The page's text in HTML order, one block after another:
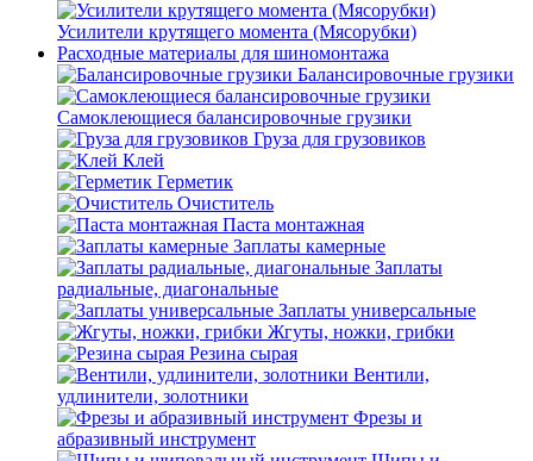
Усилители крутящего момента (Мясорубки)
Расходные материалы для шиномонтажа
Балансировочные грузики
Самоклеющиеся балансировочные грузики
Груза для грузовиков
Клей
Герметик
Очиститель
Паста монтажная
Заплаты камерные
Заплаты
радиальные, диагональные
Заплаты универсальные
Жгуты, ножки, грибки
Резина сырая
Вентили,
удлинители, золотники
Фрезы и
абразивный инструмент